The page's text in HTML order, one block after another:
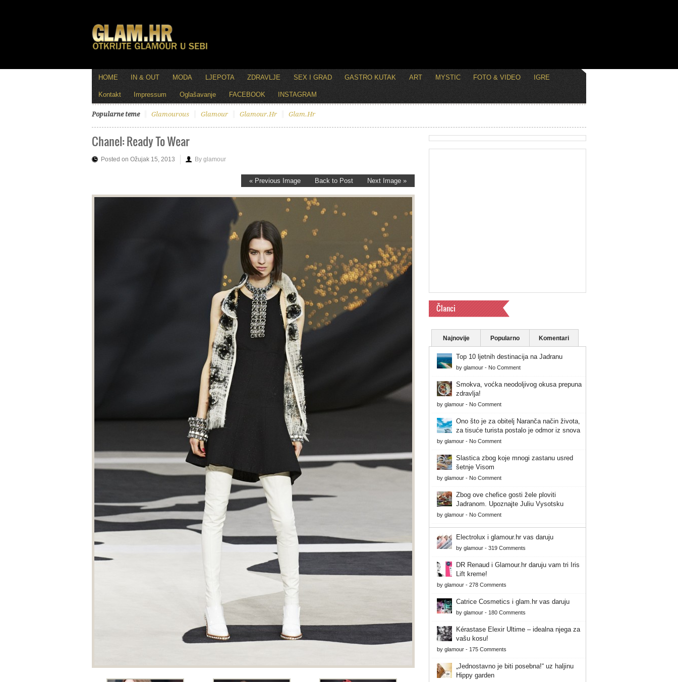
HOME IN & OUT MODA LJEPOTA ZDRAVLJE SEX I GRAD GASTRO KUTAK ART MYSTIC FOTO & VIDEO IGRE
Kontakt Impressum Oglašavanje FACEBOOK INSTAGRAM
Popularne teme Glamourous Glamour Glamour.hr Glam.hr
Chanel: Ready To Wear
Posted on Ožujak 15, 2013 By glamour
« Previous Image Back to Post Next Image »
Članci
Najnovije Popularno Komentari
Top 10 ljetnih destinacija na Jadranu
by glamour - No Comment
Smokva, voćka neodoljivog okusa prepuna
zdravlja!
by glamour - No Comment
Ono što je za obitelj Naranča način života,
za tisuće turista postalo je odmor iz snova
by glamour - No Comment
Slastica zbog koje mnogi zastanu usred
šetnje Visom
by glamour - No Comment
Zbog ove chefice gosti žele ploviti
Jadranom. Upoznajte Juliu Vysotsku
by glamour - No Comment
Electrolux i glamour.hr vas daruju
by glamour - 319 Comments
DR Renaud i Glamour.hr daruju vam tri Iris
Lift kreme!
by glamour - 278 Comments
Catrice Cosmetics i glam.hr vas daruju
by glamour - 180 Comments
Kérastase Elexir Ultime – idealna njega za
vašu kosu!
by glamour - 175 Comments
„Jednostavno je biti posebna!“ uz haljinu
Hippy garden